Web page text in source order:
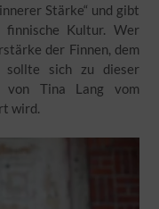
Stärke“ und gibt
Kultur. Wer
der Finnen, dem
sollte sich zu dieser
von Tina Lang vom
wird.